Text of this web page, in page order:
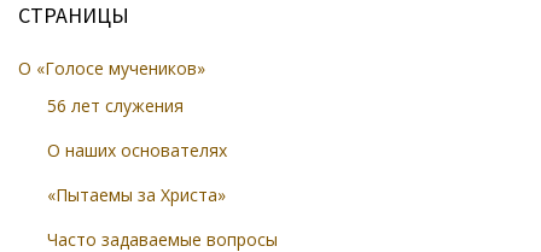
СТРАНИЦЫ
О «Голосе мучеников»
56 лет служения
О наших основателях
«Пытаемы за Христа»
Часто задаваемые вопросы